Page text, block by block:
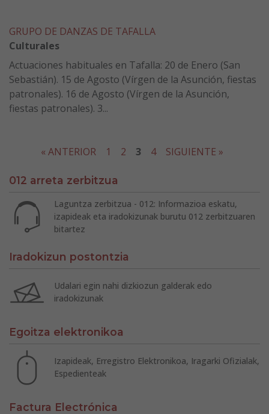
GRUPO DE DANZAS DE TAFALLA
Culturales
Actuaciones habituales en Tafalla: 20 de Enero (San
Sebastián). 15 de Agosto (Vírgen de la Asunción, fiestas
patronales). 16 de Agosto (Vírgen de la Asunción,
fiestas patronales). 3...
« ANTERIOR 1 2 3 4 SIGUIENTE »
012 arreta zerbitzua
Laguntza zerbitzua - 012: Informazioa eskatu,
izapideak eta iradokizunak burutu 012 zerbitzuaren
bitartez
Iradokizun postontzia
Udalari egin nahi dizkiozun galderak edo
iradokizunak
Egoitza elektronikoa
Izapideak, Erregistro Elektronikoa, Iragarki Ofizialak,
Espedienteak
Factura Electrónica